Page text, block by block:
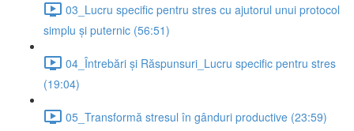
03_Lucru specific pentru stres cu ajutorul unui protocol
simplu și puternic (56:51)
04_Întrebări și Răspunsuri_Lucru specific pentru stres
(19:04)
05_Transformă stresul în gânduri productive (23:59)